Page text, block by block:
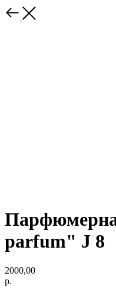
parfum" J 8
2000,00
р.